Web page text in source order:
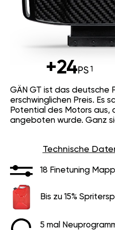
+24PS
GÄN GT ist das deutsche
erschwinglichen Preis. Es
Potential des Motors aus,
angeboten wurde. Ganz
Technische
18 Finetuning
Bis zu 15%
5 mal